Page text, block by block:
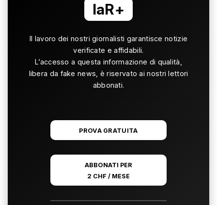
laR+
Il lavoro dei nostri giornalisti garantisce notizie
verificate e affidabili.
L’accesso a questa informazione di qualità,
libera da fake news, è riservato ai nostri lettori
abbonati.
PROVA GRATUITA
ABBONATI PER
2 CHF / MESE